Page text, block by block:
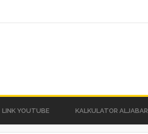
LINK YOUTUBE KALKULATOR ALJABAR